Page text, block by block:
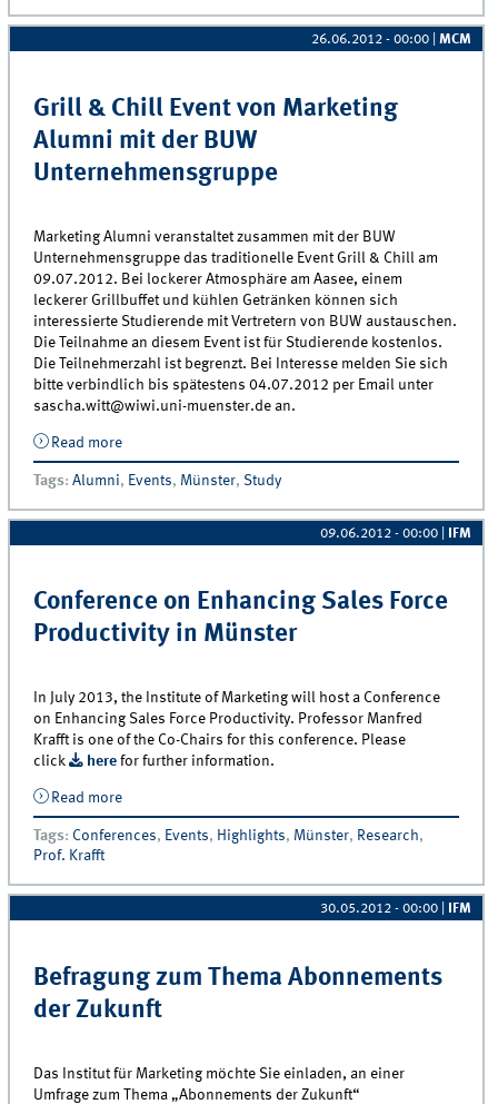
26.06.2012 - 00:00 |MCM
Grill & Chill Event von Marketing
Alumni mit der BUW
Unternehmensgruppe
Marketing Alumni veranstaltet zusammen mit der BUW
Unternehmensgruppe das traditionelle Event Grill & Chill am
09.07.2012. Bei lockerer Atmosphäre am Aasee, einem
leckerer Grillbuffet und kühlen Getränken können sich
interessierte Studierende mit Vertretern von BUW austauschen.
Die Teilnahme an diesem Event ist für Studierende kostenlos.
Die Teilnehmerzahl ist begrenzt. Bei Interesse melden Sie sich
bitte verbindlich bis spätestens 04.07.2012 per Email unter
sascha.witt@wiwi.uni-muenster.de an.
Read moreabout Grill &amp; Chill Event von Marketing Alumni
mit der BUW Unternehmensgruppe
Tags:Alumni, Events, Münster, Study
09.06.2012 - 00:00 IFM
Conference on Enhancing Sales Force
Productivity in Münster
In July 2013, the Institute of Marketing will host a Conference
on Enhancing Sales Force Productivity. Professor Manfred
Krafft is one of the Co-Chairs for this conference. Please
click
herefor further information.
Read moreabout Conference on Enhancing Sales Force
Productivity in Münster
Tags: Conferences, Events, Highlights, Münster, Research,
Prof. Krafft
30.05.2012 - 00:00 IFM
Befragung zum Thema Abonnements
der Zukunft
Das Institut für Marketing möchte Sie einladen, an einer
Umfrage zum Thema „Abonnements der Zukunft“